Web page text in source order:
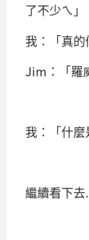
了不少ㄟ」
我：「真的
Jim：「羅
我：「什麼
繼續看下去